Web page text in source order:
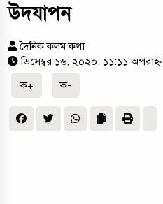
উদযাপন
দৈনিক কলম কথা
ডিসেম্বর ১৬, ২০২০, ১১:১১ অপরাহ্ন
ক+
ক-